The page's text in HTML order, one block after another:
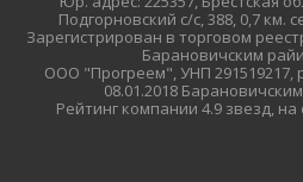
Подгорновский с/с, 388, 0,7 км.
Зарегистрирован в торговом
Барановичским
ООО "Прогреем", УНП 291519217,
08.01.2018
Рейтинг компании 4.9 звезд,